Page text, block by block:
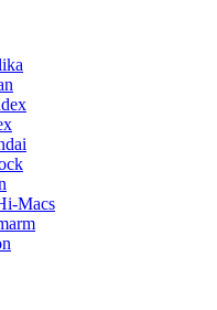
Macs